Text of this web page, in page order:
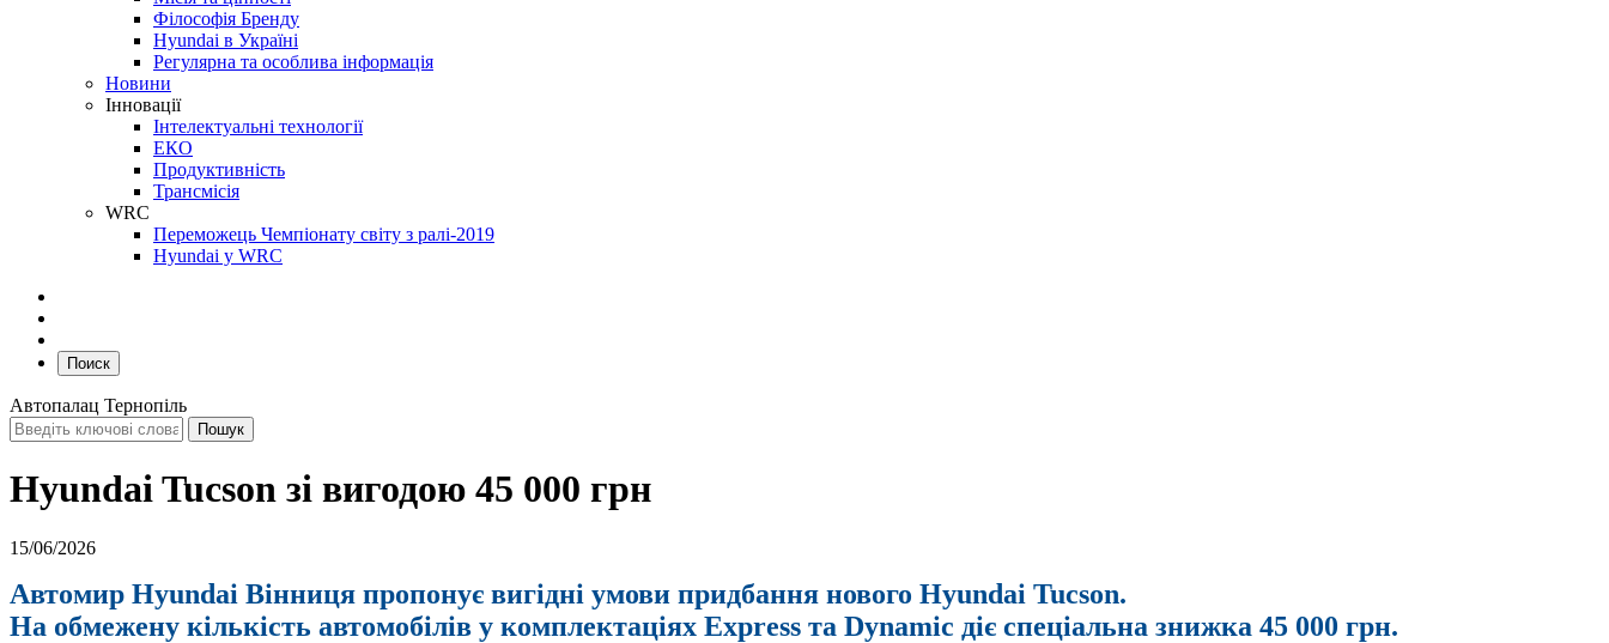
Філософія Бренду
Hyundai в Україні
Регулярна та особлива інформація
Новини
Інновації
Інтелектуальні технології
ЕКО
Продуктивність
Трансмісія
WRC
Переможець Чемпіонату світу з ралі-2019
Hyundai у WRC
Поиск
Автопалац Тернопіль
Hyundai Tucson зі вигодою 45 000 грн
15/06/2026
Автомир Hyundai Вінниця пропонує вигідні умови придбання нового Hyundai Tucson.
На обмежену кількість автомобілів у комплектаціях Express та Dynamic діє спеціальна знижка 45 000 грн.